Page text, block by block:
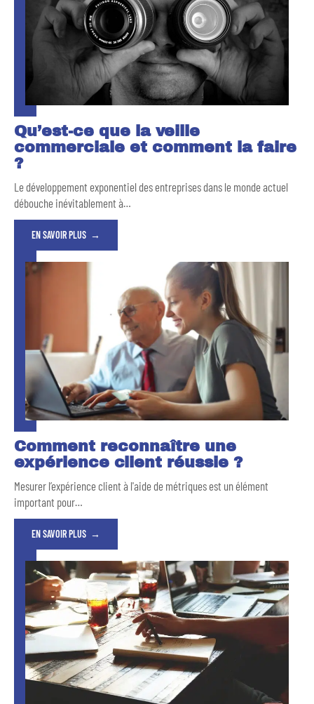
Qu’est-ce que la veille
commerciale et comment la faire
?
Le développement exponentiel des entreprises dans le monde actuel
débouche inévitablement à…
EN SAVOIR PLUS
Comment reconnaître une
expérience client réussie ?
Mesurer l’expérience client à l'aide de métriques est un élément
important pour…
EN SAVOIR PLUS